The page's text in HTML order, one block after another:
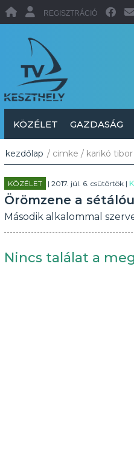
REGISZTRÁCIÓ
KÖZÉLET GAZDASÁG
kezdőlap / cimke / karikó tibor
KÖZÉLET | 2017. júl. 6. csütörtök |
Örömzene a
Második alkalommal
Nincs találat a